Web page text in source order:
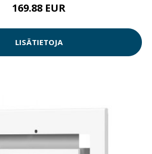
169.88 EUR
LISÄTIETOJA